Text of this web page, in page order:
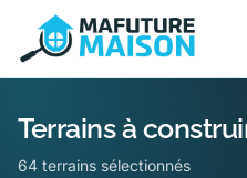
Terrains à
64 terrains sélectionnés